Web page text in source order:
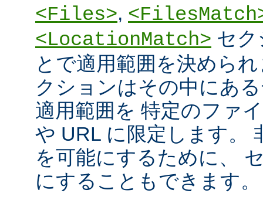
<Files>,
<LocationMatch> セ
とで適用範囲を決めら
クションはその中にあ
適用範囲を 特定のファ
や URL に限定します。
を可能にするために、
にすることもできます。